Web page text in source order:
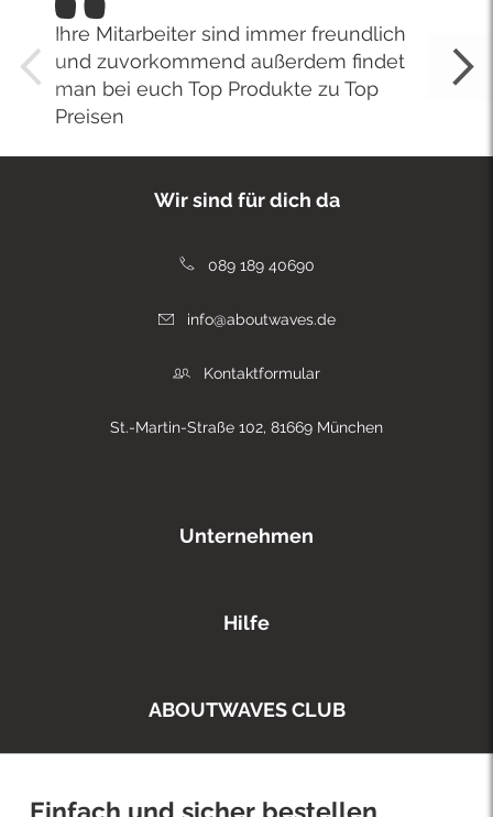
Ihre Mitarbeiter sind immer freundlich
und zuvorkommend außerdem findet
man bei euch Top Produkte zu Top
Preisen
Wir sind für dich da
089 189 40690
info@aboutwaves.de
Kontaktformular
St.-Martin-Straße 102, 81669 München
Unternehmen
Hilfe
ABOUTWAVES CLUB